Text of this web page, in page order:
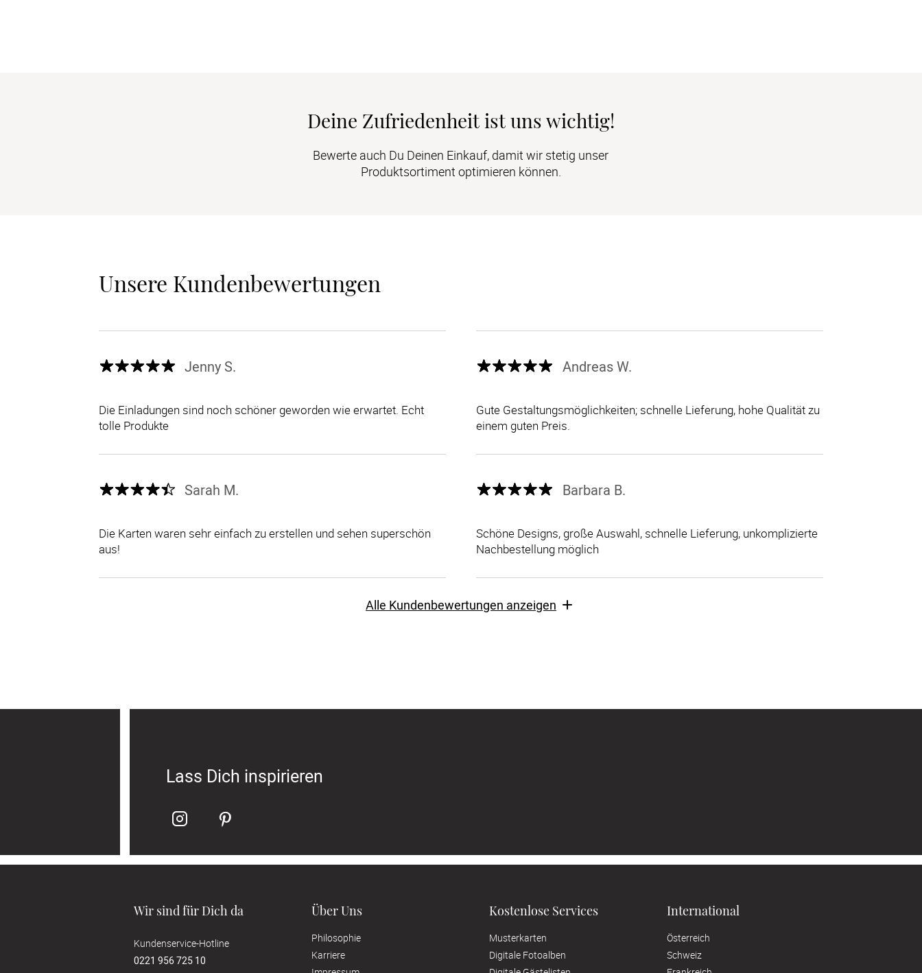
Deine Zufriedenheit ist uns wichtig!
Bewerte auch Du Deinen Einkauf, damit wir stetig unser
Produktsortiment optimieren können.
Unsere Kundenbewertungen
Jenny S.
Die Einladungen sind noch schöner geworden wie erwartet. Echt
tolle Produkte
Andreas W.
Gute Gestaltungsmöglichkeiten; schnelle Lieferung, hohe Qualität zu
einem guten Preis.
Sarah M.
Die Karten waren sehr einfach zu erstellen und sehen superschön
aus!
Barbara B.
Schöne Designs, große Auswahl, schnelle Lieferung, unkomplizierte
Nachbestellung möglich
Alle Kundenbewertungen anzeigen
Lass Dich inspirieren
Wir sind für Dich da
Kundenservice-Hotline
0221 956 725 10
Über Uns
Philosophie
Karriere
Kostenlose Services
Musterkarten
Digitale Fotoalben
International
Österreich
Schweiz